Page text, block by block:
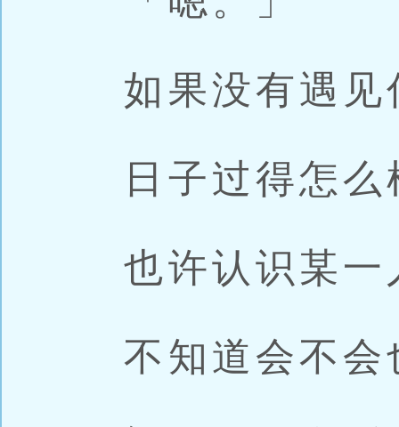
如果没有遇见
日子过得怎么
也许认识某一
不知道会不会